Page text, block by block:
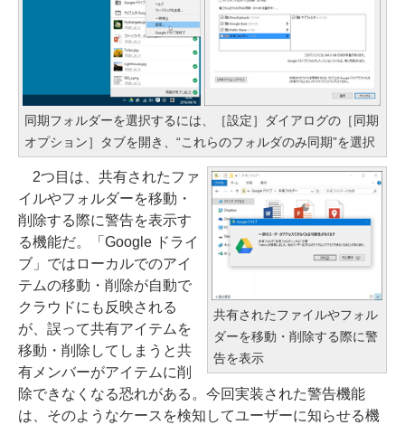
同期フォルダーを選択するには、［設定］ダイアログの［同期
オプション］タブを開き、“これらのフォルダのみ同期”を選択
共有されたファイルやフォル
ダーを移動・削除する際に警
告を表示
2つ目は、共有されたファ
イルやフォルダーを移動・
削除する際に警告を表示す
る機能だ。「Google ドライ
ブ」ではローカルでのアイ
テムの移動・削除が自動で
クラウドにも反映される
が、誤って共有アイテムを
移動・削除してしまうと共
有メンバーがアイテムに削
除できなくなる恐れがある。今回実装された警告機能
は、そのようなケースを検知してユーザーに知らせる機